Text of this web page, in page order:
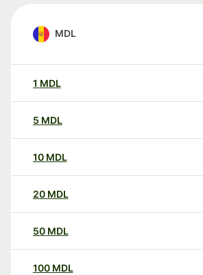
MDL
1 MDL
5 MDL
10 MDL
20 MDL
50 MDL
100 MDL